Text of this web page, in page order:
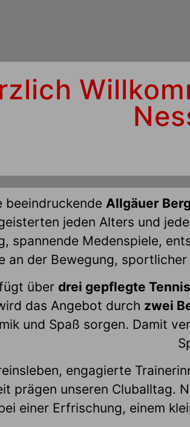
beeindruckende Allgäuer
jeden Alters und
spannende Medenspiele,
an der Bewegung,
über drei gepflegte
das Angebot durch zwei
und Spaß sorgen. Damit
engagierte
prägen unseren Cluballtag.
einer Erfrischung, einem